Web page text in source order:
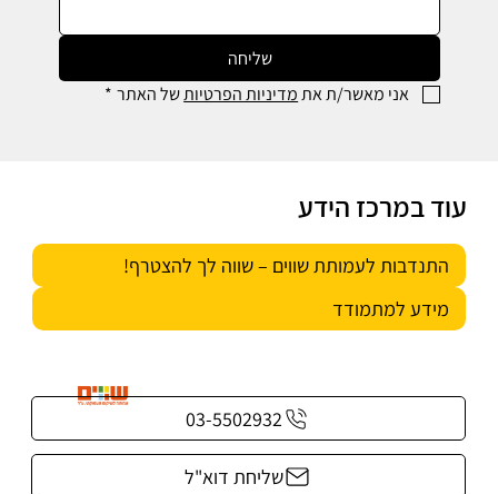
עוד במרכז הידע
התנדבות לעמותת שווים – שווה לך להצטרף!
מידע למתמודד
שליחה
אני מאשר/ת את מדיניות הפרטיות של האתר *
03-5502932
שליחת דוא"ל